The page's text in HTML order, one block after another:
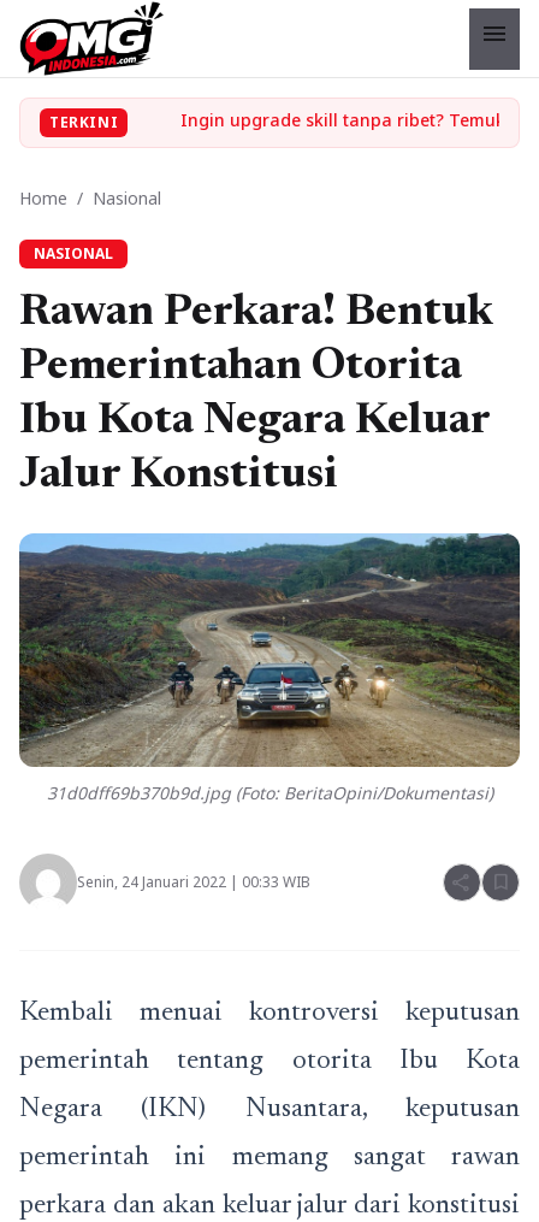
menu
TERKINI
Home / Nasional
NASIONAL
Rawan Perkara! Bentuk
Pemerintahan Otorita
Ibu Kota Negara Keluar
Jalur Konstitusi
31d0dff69b370b9d.jpg (Foto: BeritaOpini/Dokumentasi)
Senin, 24 Januari 2022 | 00:33 WIB share bookmark
Kembali menuai kontroversi keputusan
pemerintah tentang otorita Ibu Kota
Negara (IKN) Nusantara, keputusan
pemerintah ini memang sangat rawan
perkara dan akan keluar jalur dari konstitusi